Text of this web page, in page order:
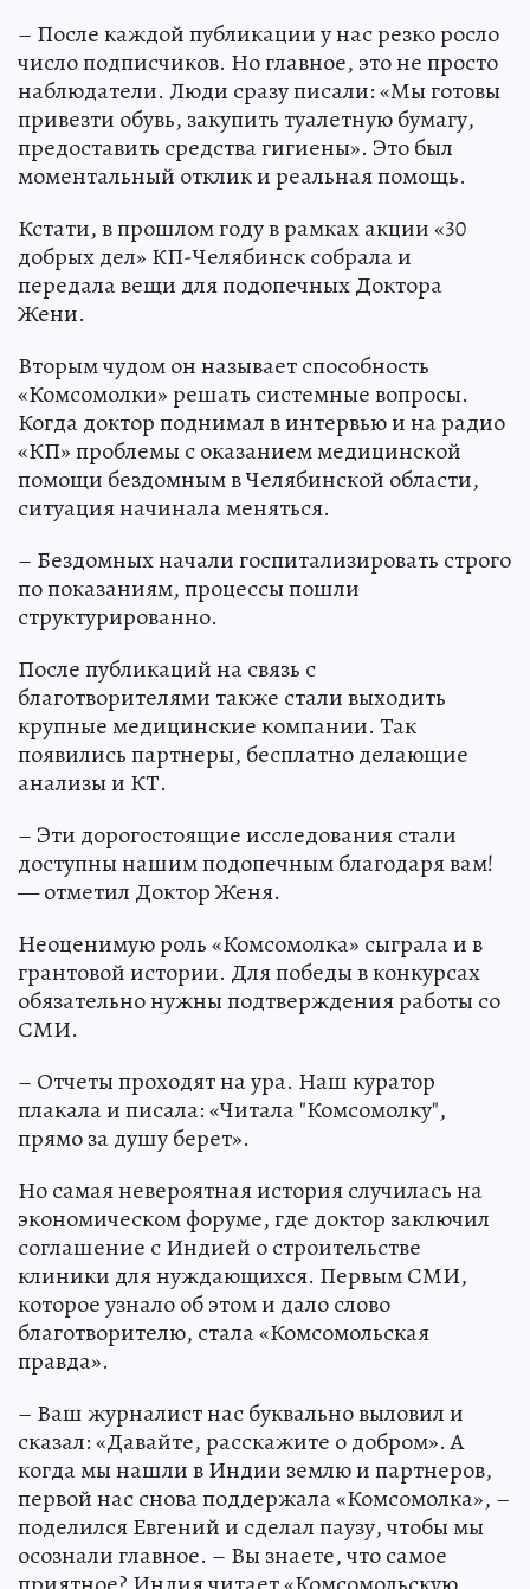
– После каждой публикации у нас резко росло
число подписчиков. Но главное, это не просто
наблюдатели. Люди сразу писали: «Мы готовы
привезти обувь, закупить туалетную бумагу,
предоставить средства гигиены». Это был
моментальный отклик и реальная помощь.
Кстати, в прошлом году в рамках акции «30
добрых дел» КП-Челябинск собрала и
передала вещи для подопечных Доктора
Жени.
Вторым чудом он называет способность
«Комсомолки» решать системные вопросы.
Когда доктор поднимал в интервью и на радио
«КП» проблемы с оказанием медицинской
помощи бездомным в Челябинской области,
ситуация начинала меняться.
– Бездомных начали госпитализировать строго
по показаниям, процессы пошли
структурированно.
После публикаций на связь с
благотворителями также стали выходить
крупные медицинские компании. Так
появились партнеры, бесплатно делающие
анализы и КТ.
– Эти дорогостоящие исследования стали
доступны нашим подопечным благодаря вам!
— отметил Доктор Женя.
Неоценимую роль «Комсомолка» сыграла и в
грантовой истории. Для победы в конкурсах
обязательно нужны подтверждения работы со
СМИ.
– Отчеты проходят на ура. Наш куратор
плакала и писала: «Читала "Комсомолку",
прямо за душу берет».
Но самая невероятная история случилась на
экономическом форуме, где доктор заключил
соглашение с Индией о строительстве
клиники для нуждающихся. Первым СМИ,
которое узнало об этом и дало слово
благотворителю, стала «Комсомольская
правда».
– Ваш журналист нас буквально выловил и
сказал: «Давайте, расскажите о добром». А
когда мы нашли в Индии землю и партнеров,
первой нас снова поддержала «Комсомолка», –
поделился Евгений и сделал паузу, чтобы мы
осознали главное. – Вы знаете, что самое